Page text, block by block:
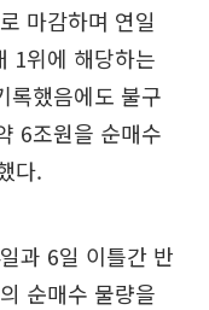
마감하며 연일
1위에 해당하는
록했음에도 불구
6조원을 순매수
다.
과 6일 이틀간 반
순매수 물량을